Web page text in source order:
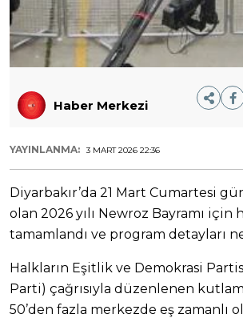
Haber Merkezi
YAYINLANMA: 3 MART 2026 22:36
Diyarbakır’da 21 Mart Cumartesi
olan 2026 yılı Newroz Bayramı için
tamamlandı ve program detayları
Halkların Eşitlik ve Demokrasi
Parti) çağrısıyla düzenlenen
50’den fazla merkezde eş zamanlı